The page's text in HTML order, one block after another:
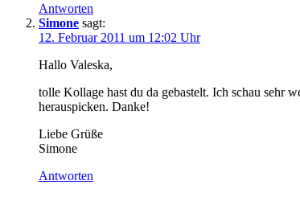
Antworten
Simone sagt:
12. Februar 2011 um 12:02 Uhr
Hallo Valeska,
tolle Kollage hast du da gebastelt. Ich schau sehr
herauspicken. Danke!
Liebe Grüße
Simone
Antworten